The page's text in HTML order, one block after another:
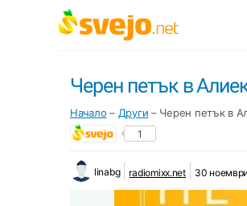
Черен петък в
Начало – Други – Черен петък в
1
linabg radiomixx.net 30